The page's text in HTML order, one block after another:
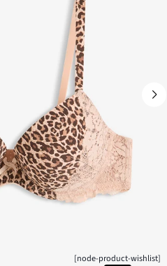
[node-product-wishlist]